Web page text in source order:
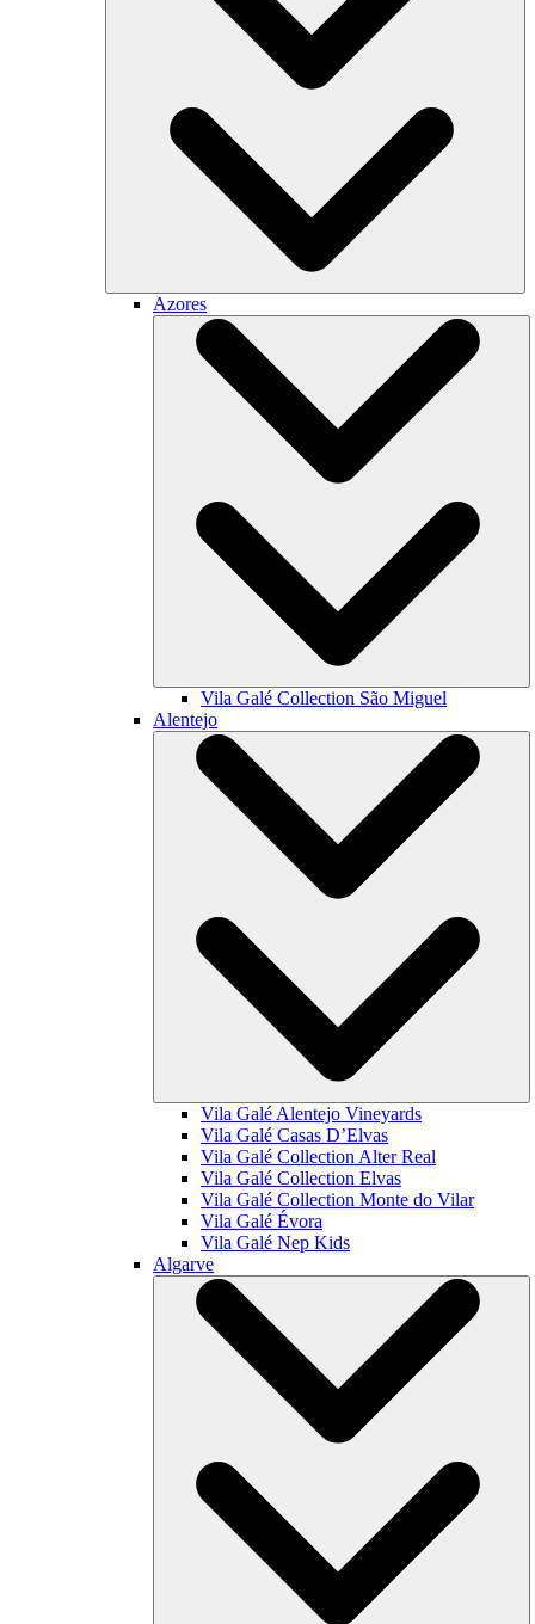
Azores
Vila Galé Collection São Miguel
Alentejo
Vila Galé Alentejo Vineyards
Vila Galé Casas D’Elvas
Vila Galé Collection Alter Real
Vila Galé Collection Elvas
Vila Galé Collection Monte do Vilar
Vila Galé Évora
Vila Galé Nep Kids
Algarve